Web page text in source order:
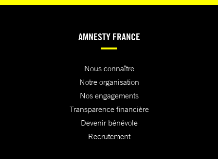
AMNESTY FRANCE
Nous connaître
Notre organisation
Nos engagements
Transparence financière
Devenir bénévole
Recrutement